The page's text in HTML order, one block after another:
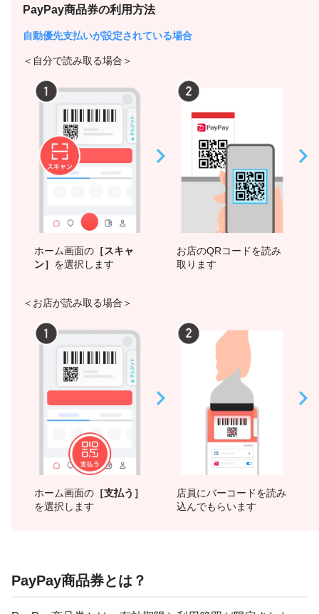
PayPay商品券の利用方法
自動優先支払いが設定されている場合
＜自分で読み取る場合＞
ホーム画面の ［スキャ
ン］ を選択します
お店のQRコードを読み
取ります
＜お店が読み取る場合＞
ホーム画面の ［支払う］
を選択します
店員にバーコードを読み
込んでもらいます
PayPay商品券とは？